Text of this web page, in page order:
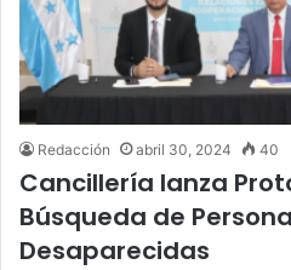
Redacción abril 30, 2024 40
Cancillería lanza
Búsqueda de
Desaparecidas